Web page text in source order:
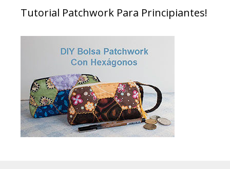
Tutorial Patchwork Para Principiantes!